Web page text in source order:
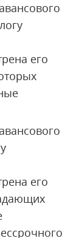
его
его